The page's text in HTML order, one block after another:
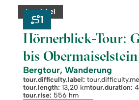
category:
tour.label
1
Hörnerblick-Tour:
bis Obermaiselstein
Bergtour, Wanderung
tour.difficulty.label:
tour.length: 13,20 kmtour.duration:
tour.rise: 556 hm
readmore:
Hörnerblick-
Tour:
Grasgehren
bis
Obermaiselstein